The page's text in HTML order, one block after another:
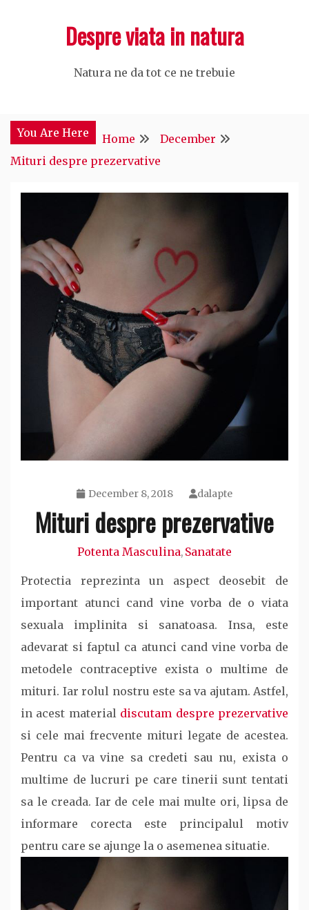
Despre viata in natura
Natura ne da tot ce ne trebuie
You Are Here Home
December
Mituri despre prezervative
December 8, 2018 dalapte
Mituri despre prezervative
Potenta Masculina, Sanatate
Protectia reprezinta un aspect deosebit de
important atunci cand vine vorba de o viata
sexuala implinita si sanatoasa. Insa, este
adevarat si faptul ca atunci cand vine vorba de
metodele contraceptive exista o multime de
mituri. Iar rolul nostru este sa va ajutam. Astfel,
in acest material discutam despre prezervative
si cele mai frecvente mituri legate de acestea.
Pentru ca va vine sa credeti sau nu, exista o
multime de lucruri pe care tinerii sunt tentati
sa le creada. Iar de cele mai multe ori, lipsa de
informare corecta este principalul motiv
pentru care se ajunge la o asemenea situatie.